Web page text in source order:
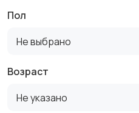
Пол
Не выбрано
Возраст
Не указано